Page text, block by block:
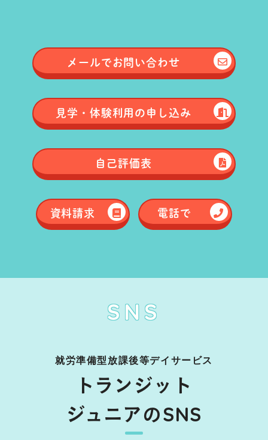
メールでお問い合わせ
見学・体験利用の申し込み
自己評価表
資料請求 電話で
SNS
就労準備型放課後等デイサービス
トランジット
ジュニアのSNS